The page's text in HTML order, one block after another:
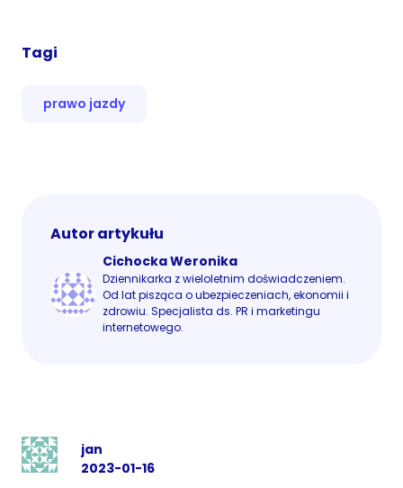
Tagi
prawo jazdy
Autor artykułu
Cichocka Weronika
Dziennikarka z wieloletnim doświadczeniem.
Od lat pisząca o ubezpieczeniach, ekonomii i
zdrowiu. Specjalista ds. PR i marketingu
internetowego.
jan
2023-01-16